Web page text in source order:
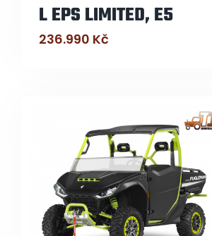
L EPS LIMITED, E5
236.990 Kč